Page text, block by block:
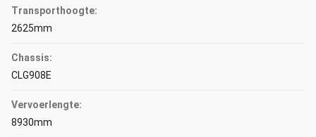
Transporthoogte:
2625mm
Chassis:
CLG908E
Vervoerlengte:
8930mm